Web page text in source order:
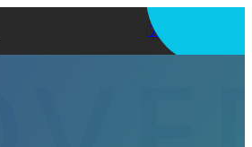
アプリを使う